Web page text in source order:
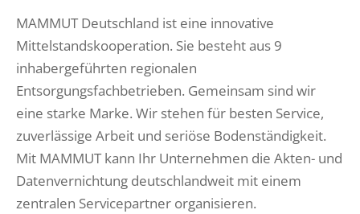
MAMMUT Deutschland ist eine innovative
Mittelstandskooperation. Sie besteht aus 9
inhabergeführten regionalen
Entsorgungsfachbetrieben. Gemeinsam sind wir
eine starke Marke. Wir stehen für besten Service,
zuverlässige Arbeit und seriöse Bodenständigkeit.
Mit MAMMUT kann Ihr Unternehmen die Akten- und
Datenvernichtung deutschlandweit mit einem
zentralen Servicepartner organisieren.